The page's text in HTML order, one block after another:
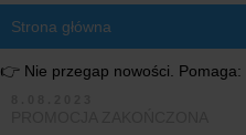
👉 Nie przegap nowości. Pomaga: